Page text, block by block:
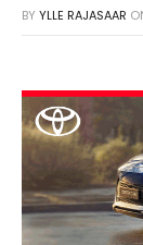
BY YLLE RAJASAAR